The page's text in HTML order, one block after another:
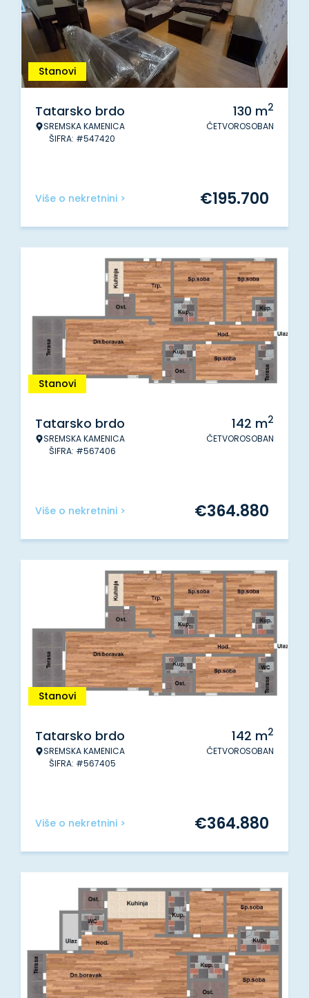
Stanovi
Tatarsko brdo
SREMSKA KAMENICA
ŠIFRA: #547420
130 m2
ČETVOROSOBAN
Više o nekretnini > €195.700
Stanovi
Tatarsko brdo
SREMSKA KAMENICA
ŠIFRA: #567406
142 m2
ČETVOROSOBAN
Više o nekretnini > €364.880
Stanovi
Tatarsko brdo
SREMSKA KAMENICA
ŠIFRA: #567405
142 m2
ČETVOROSOBAN
Više o nekretnini > €364.880